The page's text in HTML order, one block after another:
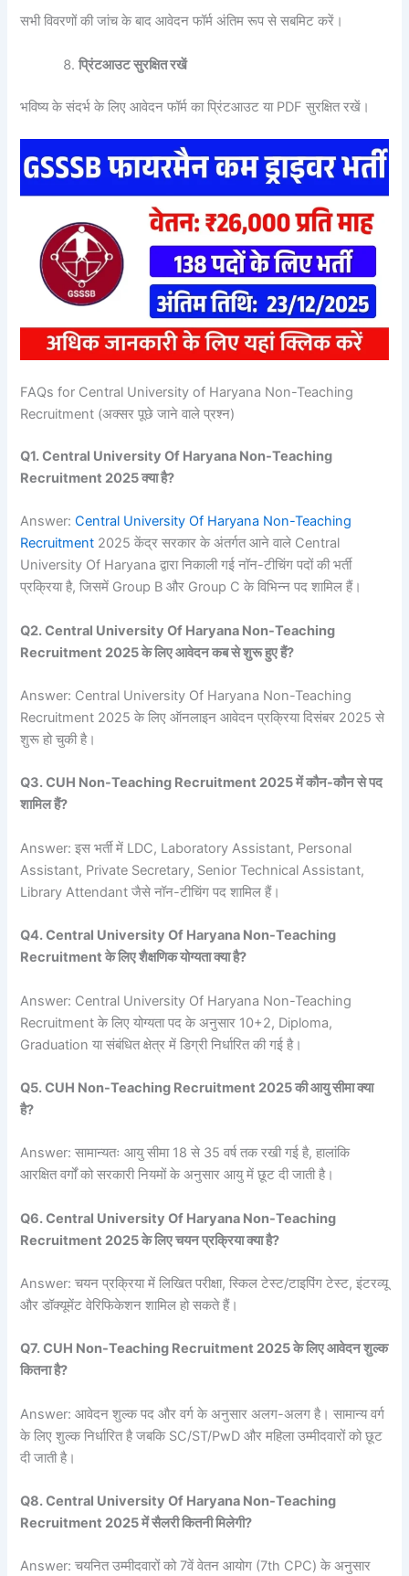
सभी विवरणों की जांच के बाद आवेदन फॉर्म अंतिम रूप से सबमिट करें।
प्रिंटआउट सुरक्षित रखें
भविष्य के संदर्भ के लिए आवेदन फॉर्म का प्रिंटआउट या PDF सुरक्षित रखें।
FAQs for Central University of Haryana Non-Teaching
Recruitment (अक्सर पूछे जाने वाले प्रश्न)
Q1. Central University Of Haryana Non-Teaching
Recruitment 2025 क्या है?
Answer:Central University Of Haryana Non-Teaching
Recruitment 2025 केंद्र सरकार के अंतर्गत आने वाले Central
University Of Haryana द्वारा निकाली गई नॉन-टीचिंग पदों की भर्ती
प्रक्रिया है, जिसमें Group B और Group C के विभिन्न पद शामिल हैं।
Q2. Central University Of Haryana Non-Teaching
Recruitment 2025 के लिए आवेदन कब से शुरू हुए हैं?
Answer: Central University Of Haryana Non-Teaching
Recruitment 2025 के लिए ऑनलाइन आवेदन प्रक्रिया दिसंबर 2025 से
शुरू हो चुकी है।
Q3. CUH Non-Teaching Recruitment 2025 में कौन-कौन से पद
शामिल हैं?
Answer: इस भर्ती में LDC, Laboratory Assistant, Personal
Assistant, Private Secretary, Senior Technical Assistant,
Library Attendant जैसे नॉन-टीचिंग पद शामिल हैं।
Q4. Central University Of Haryana Non-Teaching
Recruitment के लिए शैक्षणिक योग्यता क्या है?
Answer: Central University Of Haryana Non-Teaching
Recruitment के लिए योग्यता पद के अनुसार 10+2, Diploma,
Graduation या संबंधित क्षेत्र में डिग्री निर्धारित की गई है।
Q5. CUH Non-Teaching Recruitment 2025 की आयु सीमा क्या
है?
Answer: सामान्यतः आयु सीमा 18 से 35 वर्ष तक रखी गई है, हालांकि
आरक्षित वर्गों को सरकारी नियमों के अनुसार आयु में छूट दी जाती है।
Q6. Central University Of Haryana Non-Teaching
Recruitment 2025 के लिए चयन प्रक्रिया क्या है?
Answer: चयन प्रक्रिया में लिखित परीक्षा, स्किल टेस्ट/टाइपिंग टेस्ट, इंटरव्यू
और डॉक्यूमेंट वेरिफिकेशन शामिल हो सकते हैं।
Q7. CUH Non-Teaching Recruitment 2025 के लिए आवेदन शुल्क
कितना है?
Answer: आवेदन शुल्क पद और वर्ग के अनुसार अलग-अलग है। सामान्य वर्ग
के लिए शुल्क निर्धारित है जबकि SC/ST/PwD और महिला उम्मीदवारों को छूट
दी जाती है।
Q8. Central University Of Haryana Non-Teaching
Recruitment 2025 में सैलरी कितनी मिलेगी?
Answer: चयनित उम्मीदवारों को 7वें वेतन आयोग (7th CPC) के अनुसार